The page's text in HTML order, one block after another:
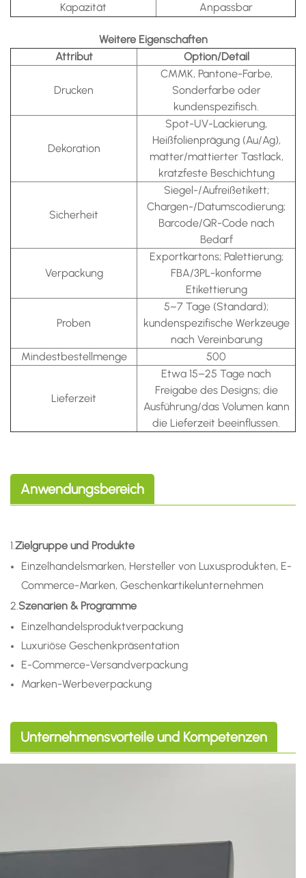
Kapazität
Anpassbar
Weitere Eigenschaften
Attribut
Option/Detail
Drucken
CMMK, Pantone-Farbe,
Sonderfarbe oder
kundenspezifisch.
Dekoration
Spot-UV-Lackierung,
Heißfolienprägung (Au/Ag),
matter/mattierter Tastlack,
kratzfeste Beschichtung
Sicherheit
Siegel-/Aufreißetikett;
Chargen-/Datumscodierung;
Barcode/QR-Code nach
Bedarf
Verpackung
Exportkartons; Palettierung;
FBA/3PL-konforme
Etikettierung
Proben
5–7 Tage (Standard);
kundenspezifische Werkzeuge
nach Vereinbarung
Mindestbestellmenge
500
Lieferzeit
Etwa 15–25 Tage nach
Freigabe des Designs; die
Ausführung/das Volumen kann
die Lieferzeit beeinflussen.
Anwendungsbereich
1.Zielgruppe und Produkte
Einzelhandelsmarken, Hersteller von Luxusprodukten, E-
Commerce-Marken, Geschenkartikelunternehmen
2.Szenarien & Programme
Einzelhandelsproduktverpackung
Luxuriöse Geschenkpräsentation
E-Commerce-Versandverpackung
Marken-Werbeverpackung
Unternehmensvorteile und Kompetenzen